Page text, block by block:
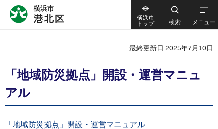
横浜市
トップ
検索 メニュー
最終更新日 2025年7月10日
「地域防災拠点」開設・運営マニュ
アル
「地域防災拠点」開設・運営マニュアル